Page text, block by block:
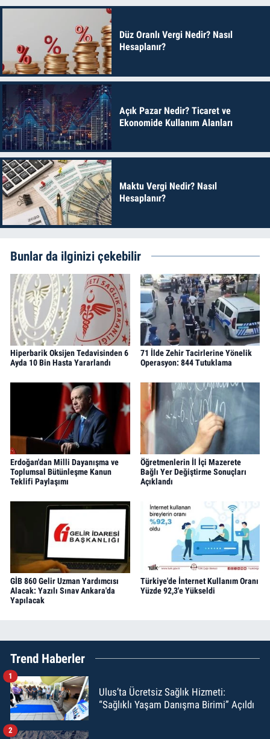
Düz Oranlı Vergi Nedir? Nasıl
Hesaplanır?
Açık Pazar Nedir? Ticaret ve
Ekonomide Kullanım Alanları
Maktu Vergi Nedir? Nasıl
Hesaplanır?
Bunlar da ilginizi çekebilir
Hiperbarik Oksijen Tedavisinden 6
Ayda 10 Bin Hasta Yararlandı
71 İlde Zehir Tacirlerine Yönelik
Operasyon: 844 Tutuklama
Erdoğan'dan Milli Dayanışma ve
Toplumsal Bütünleşme Kanun
Teklifi Paylaşımı
Öğretmenlerin İl İçi Mazerete
Bağlı Yer Değiştirme Sonuçları
Açıklandı
GİB 860 Gelir Uzman Yardımcısı
Alacak: Yazılı Sınav Ankara'da
Yapılacak
Türkiye'de İnternet Kullanım Oranı
Yüzde 92,3'e Yükseldi
Trend Haberler
Ulus’ta Ücretsiz Sağlık Hizmeti:
“Sağlıklı Yaşam Danışma Birimi” Açıldı
1
2